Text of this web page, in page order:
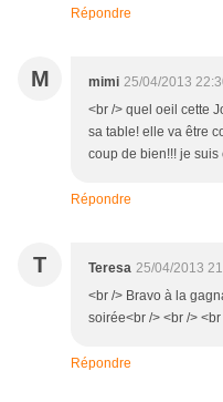
Répondre
M mimi 25/04/2013
<br /> quel oeil cette
sa table! elle va être
coup de bien!!! je
Répondre
T Teresa 25/04/2013
<br /> Bravo à la
soirée<br /> <br />
Répondre